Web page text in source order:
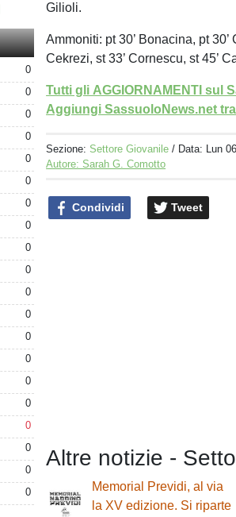
0
0
0
0
0
0
0
0
0
0
0
0
0
0
0
0
0
0
0
0
Gilioli.
Ammoniti: pt 30’ Bonacina, pt 30’
Cekrezi, st 33’ Cornescu, st 45’
Tutti gli AGGIORNAMENTI sul
Aggiungi SassuoloNews.net
Sezione:Settore Giovanile / Data: Lun
Autore: Sarah G. Comotto
Condividi Tweet
Altre notizie -
Memorial Previdi, al via
la XV edizione. Si riparte